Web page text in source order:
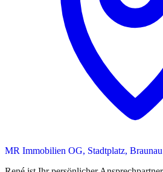
MR Immobilien OG, Stadtplatz,